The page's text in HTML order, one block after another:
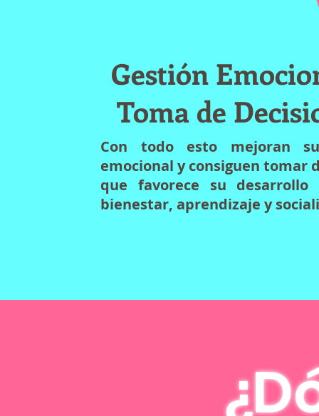
Gestión
Toma de
Con todo esto mejoran
emocional y consiguen tomar
que favorece su desarrollo
bienestar, aprendizaje y